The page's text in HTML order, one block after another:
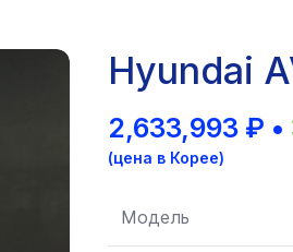
Hyundai
2,633,993 ₽ •
(цена в Корее)
Модель